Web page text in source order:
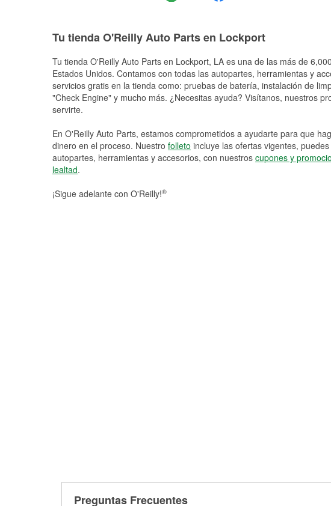
Tu tienda O'Reilly Auto Parts en Lockport
Tu tienda O'Reilly Auto Parts en Lockport, LA es una de las más de
Estados Unidos. Contamos con todas las autopartes, herramientas y
servicios gratis en la tienda como: pruebas de batería, instalación de
"Check Engine" y mucho más. ¿Necesitas ayuda? Visítanos, nuestros
servirte.
En O'Reilly Auto Parts, estamos comprometidos a ayudarte para que
dinero en el proceso. Nuestro folleto incluye las ofertas vigentes,
autopartes, herramientas y accesorios, con nuestros cupones y
lealtad.
¡Sigue adelante con O'Reilly!®
Preguntas Frecuentes